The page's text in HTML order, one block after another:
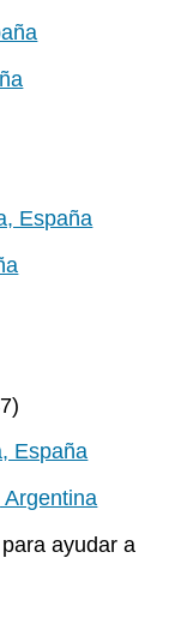
España
España
Argentina
ayudar a